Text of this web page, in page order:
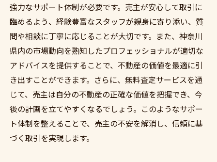
強力なサポート体制が必要です。売主が安心して取引に
臨めるよう、経験豊富なスタッフが親身に寄り添い、質
問や相談に丁寧に応じることが大切です。また、神奈川
県内の市場動向を熟知したプロフェッショナルが適切な
アドバイスを提供することで、不動産の価値を最適に引
き出すことができます。さらに、無料査定サービスを通
じて、売主は自分の不動産の正確な価値を把握でき、今
後の計画を立てやすくなるでしょう。このようなサポー
ト体制を整えることで、売主の不安を解消し、信頼に基
づく取引を実現します。